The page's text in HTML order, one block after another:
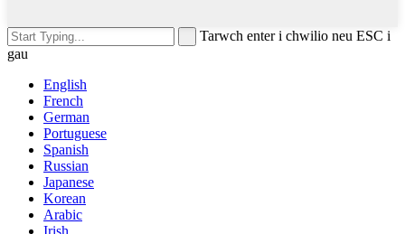
Tarwch enter i chwilio neu ESC i
gau
English
French
German
Portuguese
Spanish
Russian
Japanese
Korean
Arabic